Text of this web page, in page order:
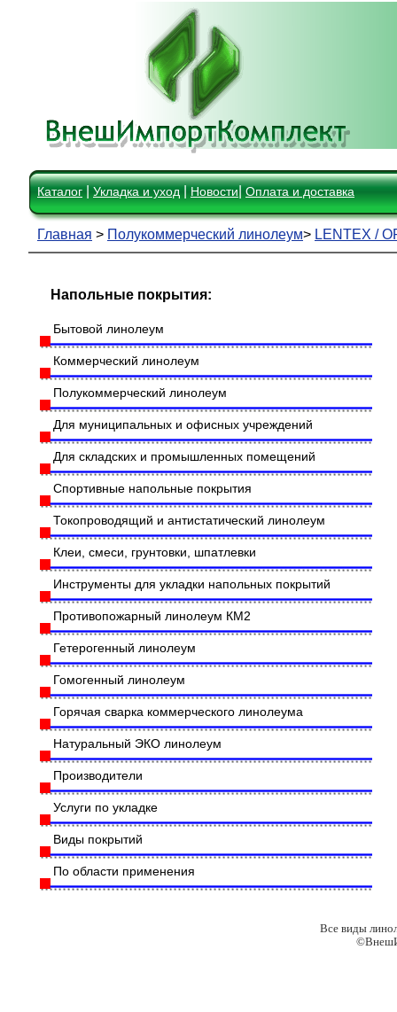
Каталог Укладка и уход Новости Оплата и доставка
Главная > Полукоммерческий линолеум> LENTEX /
Напольные покрытия:
Бытовой линолеум
Коммерческий линолеум
Полукоммерческий линолеум
Для муниципальных и офисных учреждений
Для складских и промышленных помещений
Спортивные напольные покрытия
Токопроводящий и антистатический линолеум
Клеи, смеси, грунтовки, шпатлевки
Инструменты для укладки напольных покрытий
Противопожарный линолеум КМ2
Гетерогенный линолеум
Гомогенный линолеум
Горячая сварка коммерческого линолеума
Натуральный ЭКО линолеум
Производители
Услуги по укладке
Виды покрытий
По области применения
Все виды